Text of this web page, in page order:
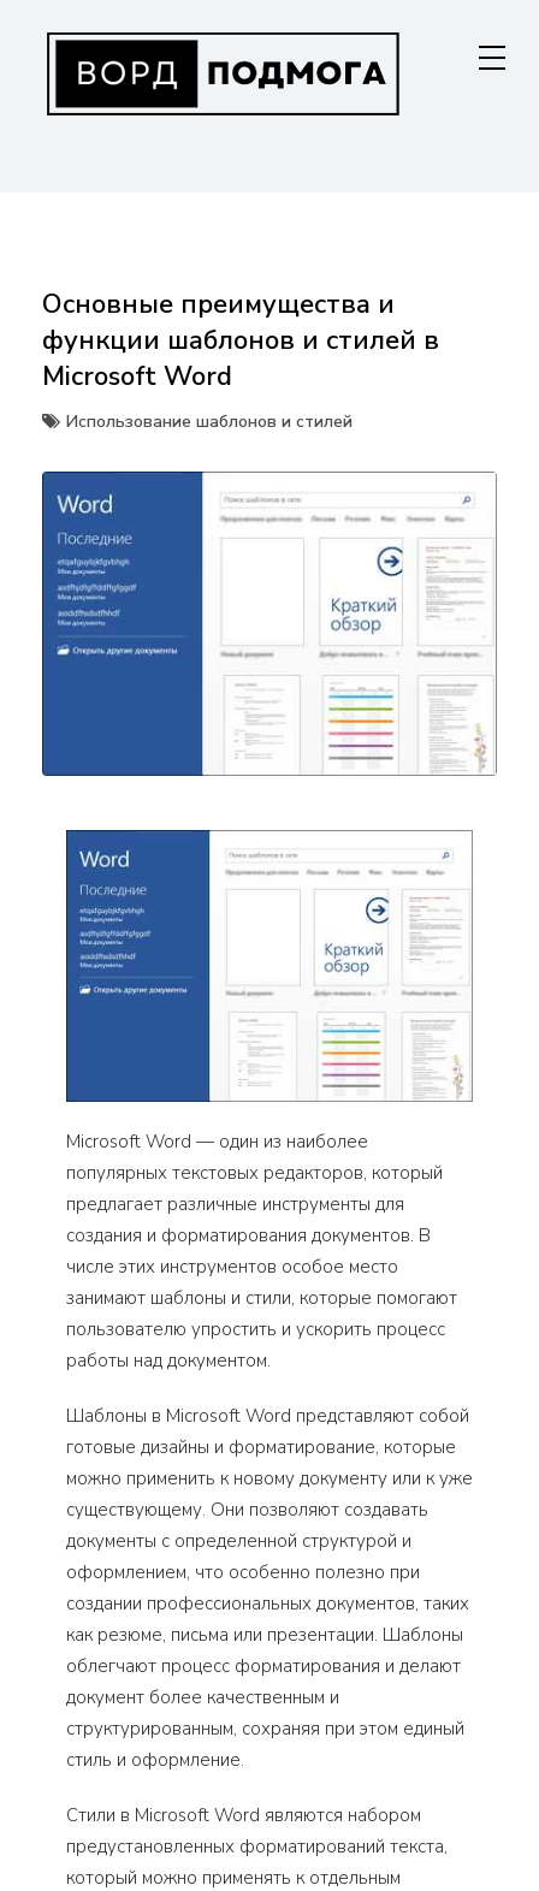
содержанию
Основные преимущества и
функции шаблонов и стилей в
Microsoft Word
Использование шаблонов и стилей
Microsoft Word — один из наиболее
популярных текстовых редакторов, который
предлагает различные инструменты для
создания и форматирования документов. В
числе этих инструментов особое место
занимают шаблоны и стили, которые помогают
пользователю упростить и ускорить процесс
работы над документом.
Шаблоны в Microsoft Word представляют собой
готовые дизайны и форматирование, которые
можно применить к новому документу или к уже
существующему. Они позволяют создавать
документы с определенной структурой и
оформлением, что особенно полезно при
создании профессиональных документов, таких
как резюме, письма или презентации. Шаблоны
облегчают процесс форматирования и делают
документ более качественным и
структурированным, сохраняя при этом единый
стиль и оформление.
Стили в Microsoft Word являются набором
предустановленных форматирований текста,
который можно применять к отдельным